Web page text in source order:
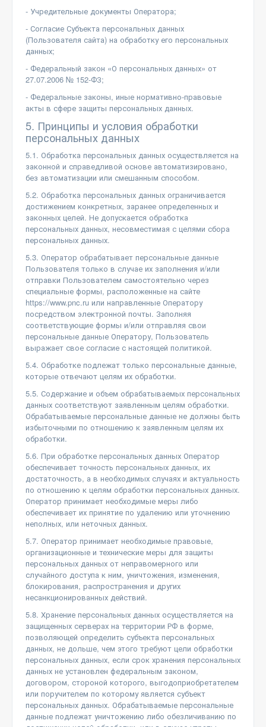
- Учредительные документы Оператора;
- Согласие Субъекта персональных данных
(Пользователя сайта) на обработку его персональных
данных;
- Федеральный закон «О персональных данных» от
27.07.2006 № 152-ФЗ;
- Федеральные законы, иные нормативно-правовые
акты в сфере защиты персональных данных.
5. Принципы и условия обработки
персональных данных
5.1. Обработка персональных данных осуществляется на
законной и справедливой основе автоматизировано,
без автоматизации или смешанным способом.
5.2. Обработка персональных данных ограничивается
достижением конкретных, заранее определенных и
законных целей. Не допускается обработка
персональных данных, несовместимая с целями сбора
персональных данных.
5.3. Оператор обрабатывает персональные данные
Пользователя только в случае их заполнения и/или
отправки Пользователем самостоятельно через
специальные формы, расположенные на сайте
https://www.pnc.ru или направленные Оператору
посредством электронной почты. Заполняя
соответствующие формы и/или отправляя свои
персональные данные Оператору, Пользователь
выражает свое согласие с настоящей политикой.
5.4. Обработке подлежат только персональные данные,
которые отвечают целям их обработки.
5.5. Содержание и объем обрабатываемых персональных
данных соответствуют заявленным целям обработки.
Обрабатываемые персональные данные не должны быть
избыточными по отношению к заявленным целям их
обработки.
5.6. При обработке персональных данных Оператор
обеспечивает точность персональных данных, их
достаточность, а в необходимых случаях и актуальность
по отношению к целям обработки персональных данных.
Оператор принимает необходимые меры либо
обеспечивает их принятие по удалению или уточнению
неполных, или неточных данных.
5.7. Оператор принимает необходимые правовые,
организационные и технические меры для защиты
персональных данных от неправомерного или
случайного доступа к ним, уничтожения, изменения,
блокирования, распространения и других
несанкционированных действий.
5.8. Хранение персональных данных осуществляется на
защищенных серверах на территории РФ в форме,
позволяющей определить субъекта персональных
данных, не дольше, чем этого требуют цели обработки
персональных данных, если срок хранения персональных
данных не установлен федеральным законом,
договором, стороной которого, выгодоприобретателем
или поручителем по которому является субъект
персональных данных. Обрабатываемые персональные
данные подлежат уничтожению либо обезличиванию по